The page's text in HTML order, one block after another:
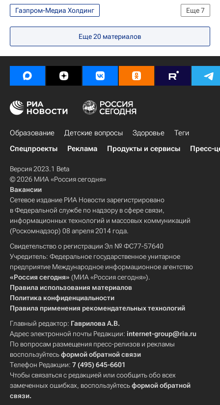
Еще7
Газпром-Медиа Холдинг
Социальный навигатор
Профиль
Общество
Медиа
Реклама
социальная реклама
Еще20 материалов
Образование Детские вопросы Здоровье
Теги
Спецпроекты
Реклама Продукты и сервисы Пресс-
Версия 2023.1 Beta
© 2026 МИА «Россия сегодня»
Вакансии
Сетевое издание РИА Новости зарегистрировано
в Федеральной службе по надзору в сфере связи,
информационных технологий и массовых коммуникаций
(Роскомнадзор) 08 апреля 2014 года.
Свидетельство о регистрации Эл № ФС77-57640
Учредитель: Федеральное государственное унитарное
предприятие Международное информационное агентство
«Россия сегодня» (МИА «Россия сегодня»).
Правила использования материалов
Политика конфиденциальности
Правила применения рекомендательных технологий
Главный редактор: Гаврилова А.В.
Адрес электронной почты Редакции: internet-group@ria.ru
По вопросам размещения пресс-релизов и рекламы
воспользуйтесьформой обратной связи
Телефон Редакции: 7 (495) 645-6601
Чтобы связаться с редакцией или сообщить обо всех
замеченных ошибках, воспользуйтесьформой обратной
связи.